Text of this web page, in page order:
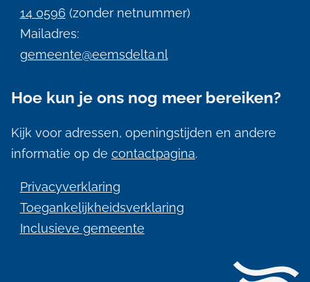
m
14 0596 (zonder netnummer)
Mailadres:
gemeente@eemsdelta.nl
Hoe kun je ons nog meer bereiken?
Kijk voor adressen, openingstijden en andere
informatie op de contactpagina.
Privacyverklaring
Toegankelijkheidsverklaring
Inclusieve gemeente